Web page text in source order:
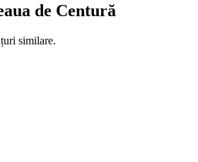
de Centură
similare.